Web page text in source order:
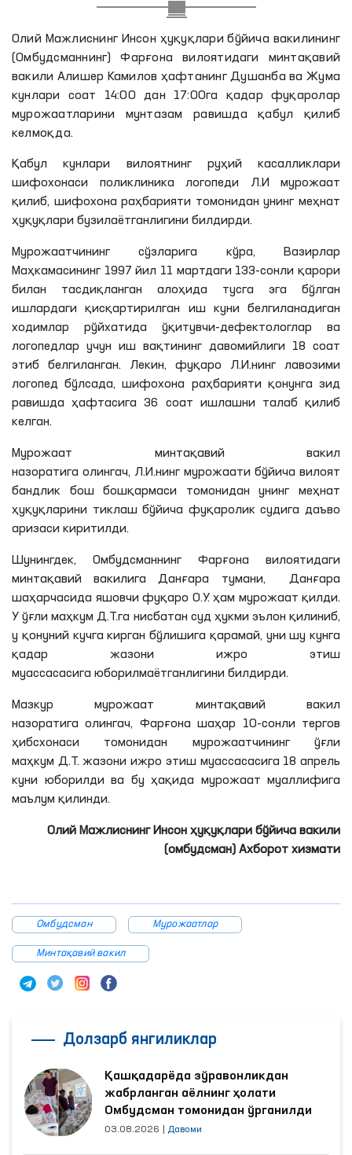
Олий Мажлиснинг Инсон ҳуқуқлари бўйича вакилининг
(Омбудсманнинг) Фарғона вилоятидаги минтақавий
вакили Алишер Камилов ҳафтанинг Душанба ва Жума
кунлари соат 14:00 дан 17:00га қадар фуқаролар
мурожаатларини мунтазам равишда қабул қилиб
келмоқда.
Қабул кунлари вилоятнинг руҳий касалликлари
шифохонаси поликлиника логопеди Л.И мурожаат
қилиб, шифохона раҳбарияти томонидан унинг меҳнат
ҳуқуқлари бузилаётганлигини билдирди.
Мурожаатчининг сўзларига кўра, Вазирлар
Маҳкамасининг 1997 йил 11 мартдаги 133-сонли қарори
билан тасдиқланган алоҳида тусга эга бўлган
ишлардаги қисқартирилган иш куни белгиланадиган
ходимлар рўйхатида ўқитувчи-дефектологлар ва
логопедлар учун иш вақтининг давомийлиги 18 соат
этиб белгиланган. Лекин, фуқаро Л.И.нинг лавозими
логопед бўлсада, шифохона раҳбарияти қонунга зид
равишда ҳафтасига 36 соат ишлашни талаб қилиб
келган.
Мурожаат минтақавий вакил
назоратига олингач, Л.И.нинг мурожаати бўйича вилоят
бандлик бош бошқармаси томонидан унинг меҳнат
ҳуқуқларини тиклаш бўйича фуқаролик судига даъво
аризаси киритилди.
Шунингдек, Омбудсманнинг Фарғона вилоятидаги
минтақавий вакилигаДанғара тумани,Данғара
шаҳарчасида яшовчи фуқаро О.У. ҳам мурожаат қилди.
У ўғли маҳкумД.Т.га нисбатан суд ҳукми эълон қилиниб,
у қонуний кучга кирган бўлишига қарамай, уни шу кунга
қадар жазони ижро этиш
муассасасига юборилмаётганлигини билдирди.
Мазкур мурожаат минтақавий вакил
назоратигаолингач, Фарғона шаҳар 10-сонли тергов
ҳибсхонаси томонидан мурожаатчининг ўғли
маҳкум Д.Т. жазони ижро этиш муассасасига 18 апрель
куни юборилди ва бу ҳақида мурожаат муаллифига
маълум қилинди.
Олий Мажлиснинг Инсон ҳуқуқлари бўйича вакили
(омбудсман) Ахборот хизмати
Омбудсман Мурожаатлар
Минтақавий вакил
Долзарб янгиликлар
Қашқадарёда зўравонликдан
жабрланган аёлнинг ҳолати
Омбудсман томонидан ўрганилди
03.08.2026 Давоми